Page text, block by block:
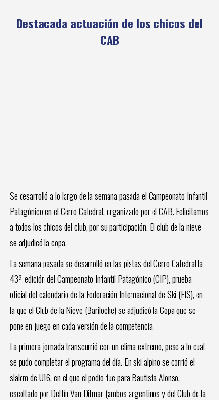
Destacada actuación de los chicos del
CAB
Se desarrolló a lo largo de la semana pasada el Campeonato Infantil
Patagònico en el Cerro Catedral, organizado por el CAB. Felicitamos
a todos los chicos del club, por su participación. El club de la nieve
se adjudicó la copa.
La semana pasada se desarrolló en las pistas del Cerro Catedral la
43ª. edición del Campeonato Infantil Patagónico (CIP), prueba
oficial del calendario de la Federación Internacional de Ski (FIS), en
la que el Club de la Nieve (Bariloche) se adjudicó la Copa que se
pone en juego en cada versión de la competencia.
La primera jornada transcurrió con un clima extremo, pese a lo cual
se pudo completar el programa del día. En ski alpino se corrió el
slalom de U16, en el que el podio fue para Bautista Alonso,
escoltado por Delfín Van Ditmar (ambos argentinos y del Club de la